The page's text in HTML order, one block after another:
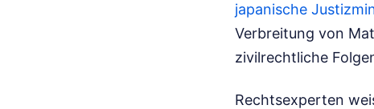
japanische
Verbreitung von
zivilrechtliche
Rechtsexperten